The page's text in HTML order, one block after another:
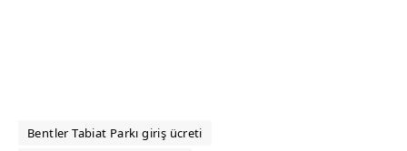
Bentler Tabiat Parkı giriş ücreti